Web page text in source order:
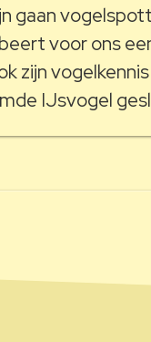
gaan
voor ons
zijn
IJsvogel